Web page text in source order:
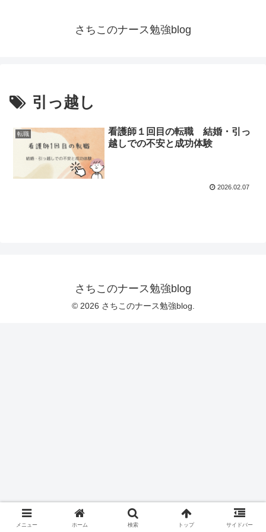
さちこのナース勉強blog
引っ越し
転職
看護師１回目の転職 結婚・引っ
越しでの不安と成功体験
2026.02.07
さちこのナース勉強blog
© 2026 さちこのナース勉強blog.
メニュー ホーム 検索 トップ サイドバー